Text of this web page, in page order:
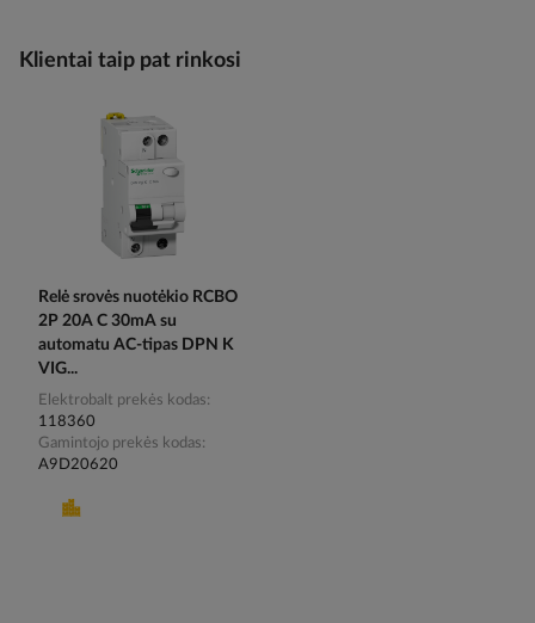
Klientai taip pat rinkosi
Relė srovės nuotėkio RCBO
2P 20A C 30mA su
automatu AC-tipas DPN K
VIG...
Elektrobalt prekės kodas
118360
Gamintojo prekės kodas
A9D20620